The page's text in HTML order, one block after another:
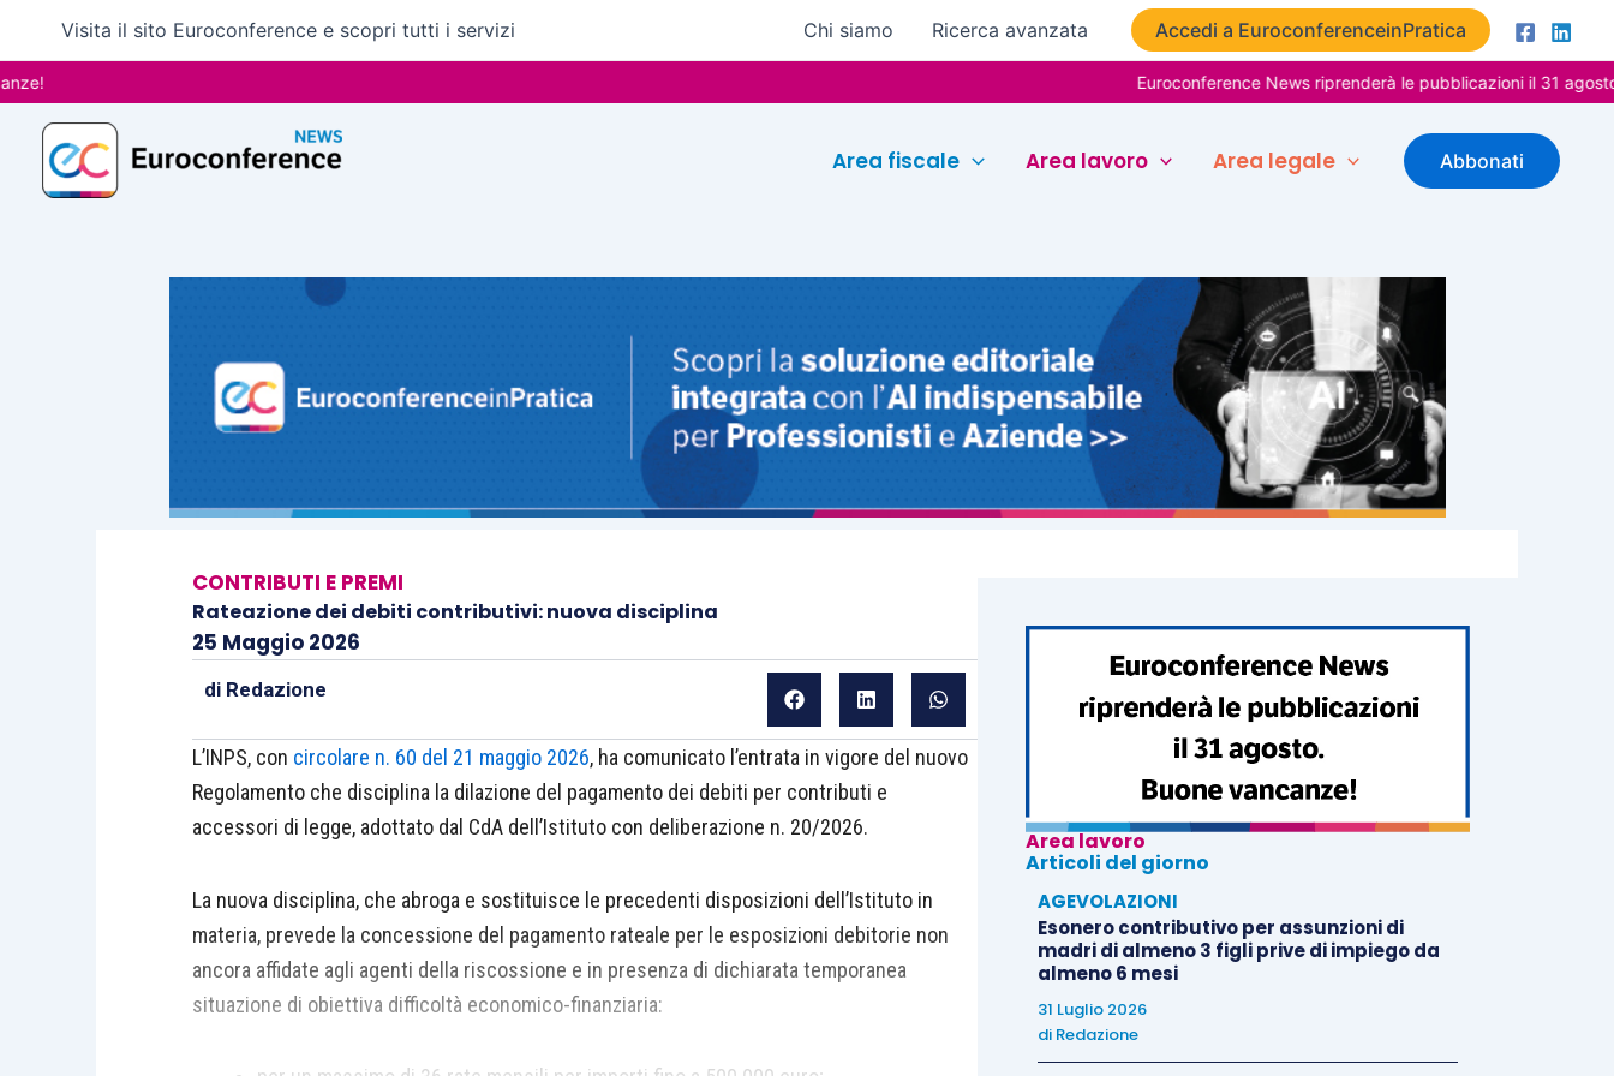
contenuto
Visita il sito Euroconference e scopri tutti i servizi Chi siamo Ricerca avanzata Accedi a EuroconferenceinPratica
Euroconference News riprenderà le pubblicazioni il 31 agosto. Buone
Area fiscale Area lavoro Area legale Abbonati
CONTRIBUTI E PREMI
Rateazione dei debiti contributivi: nuova disciplina
25 Maggio 2026
di Redazione
L’INPS, con circolare n. 60 del 21 maggio 2026, ha comunicato l’entrata in vigore del nuovo
Regolamento che disciplina la dilazione del pagamento dei debiti per contributi e
accessori di legge, adottato dal CdA dell’Istituto con deliberazione n. 20/2026.
La nuova disciplina, che abroga e sostituisce le precedenti disposizioni dell’Istituto in
materia, prevede la concessione del pagamento rateale per le esposizioni debitorie non
ancora affidate agli agenti della riscossione e in presenza di dichiarata temporanea
situazione di obiettiva difficoltà economico-finanziaria:
Area lavoro
Articoli del giorno
AGEVOLAZIONI
Esonero contributivo per assunzioni di
madri di almeno 3 figli prive di impiego da
almeno 6 mesi
31 Luglio 2026
di Redazione